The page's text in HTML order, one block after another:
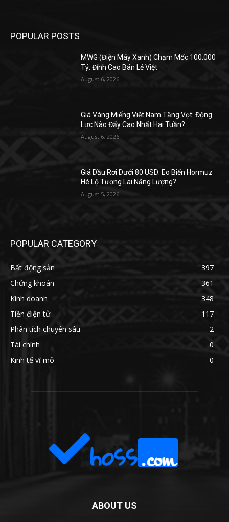
POPULAR POSTS
MWG (Điện Máy Xanh) Chạm Mốc 100.000
Tỷ: Đỉnh Cao Bán Lẻ Việt
August 6, 2026
Giá Vàng Miếng Việt Nam Tăng Vọt: Động
Lực Nào Đẩy Cao Nhất Hai Tuần?
August 6, 2026
Giá Dầu Rơi Dưới 80 USD: Eo Biển Hormuz
Hé Lộ Tương Lai Năng Lượng?
August 5, 2026
POPULAR CATEGORY
Bất động sản
397
Chứng khoán
361
Kinh doanh
348
Tiền điện tử
117
Phân tích chuyên sâu
2
Tài chính
0
Kinh tế vĩ mô
0
ABOUT US